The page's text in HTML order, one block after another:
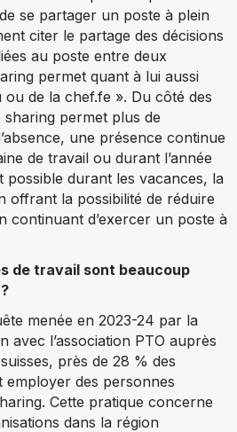
se partager un poste à plein
citer le partage des décisions
au poste entre deux
permet quant à lui aussi
ou de la chef.fe ». Du côté des
permet plus de
une présence continue
de travail ou durant l’année
possible durant les vacances, la
offrant la possibilité de réduire
continuant d’exercer un poste à
de travail sont beaucoup
menée en 2023-24 par la
avec l’association PTO auprès
près de 28 % des
employer des personnes
Cette pratique concerne
dans la région